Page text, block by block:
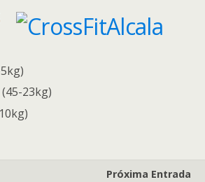
23kg)
Próxima Entrada